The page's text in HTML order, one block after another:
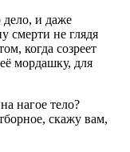
дело, и даже
смерти не глядя
когда созреет
мордашку, для
нагое тело?
скажу вам,